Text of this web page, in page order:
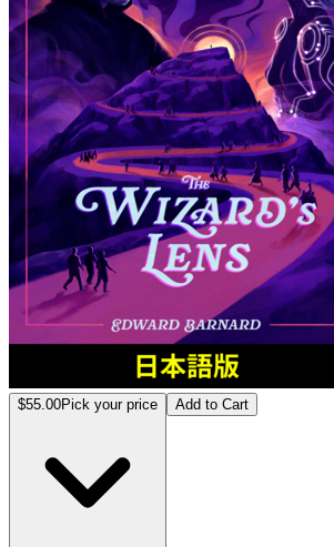
$55.00Pick your price Add to Cart